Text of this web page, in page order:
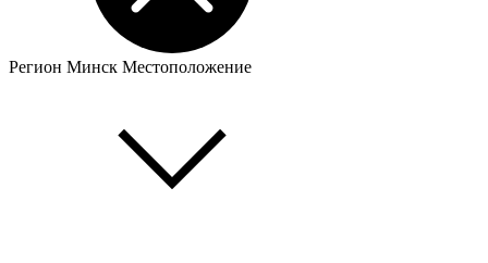
Регион Минск Местоположение